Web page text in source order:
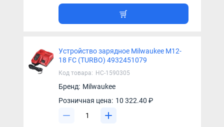
Устройство зарядное Milwaukee M12-
18 FC (TURBO) 4932451079
Код товара: НС-1590305
Бренд: Milwaukee
Розничная цена: 10 322.40 ₽